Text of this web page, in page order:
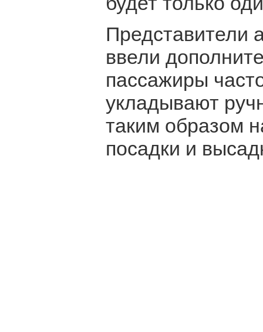
Представители
ввели
пассажиры
укладывают
таким образом
посадки и